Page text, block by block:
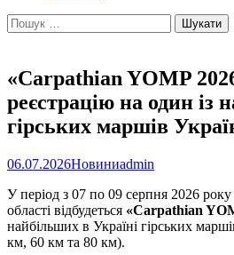
Пошук:
«Carpathian YOMP
реєстрацію на один із
гірських маршів
06.07.2026Новиниadmin
У період з 07 по 09 серпня 2026 року
області відбудеться «Carpathian
найбільших в Україні гірських
км, 60 км та 80 км).